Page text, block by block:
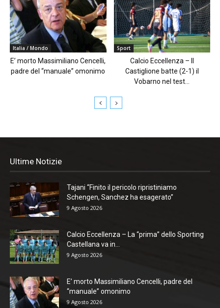
Italia / Mondo
E’ morto Massimiliano Cencelli,
padre del “manuale” omonimo
Sport
Calcio Eccellenza – Il
Castiglione batte (2-1) il
Vobarno nel test...
Ultime Notizie
Tajani “Finito il pericolo ripristiniamo
Schengen, Sanchez ha esagerato”
9 Agosto 2026
Calcio Eccellenza – La “prima” dello Sporting
Castellana va in...
9 Agosto 2026
E’ morto Massimiliano Cencelli, padre del
“manuale” omonimo
9 Agosto 2026